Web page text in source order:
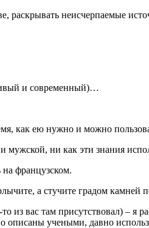
неисчерпаемые
и современный)…
как ею нужно и можно
мужской, ни как эти знания
французском.
а стучите градом
из вас там присутствовал) – я
учеными, давно